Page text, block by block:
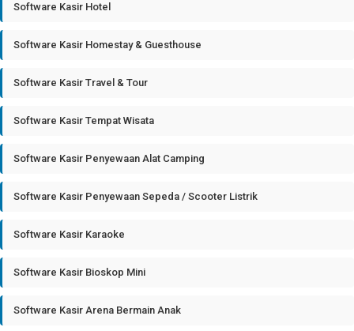
Software Kasir Hotel
Software Kasir Homestay & Guesthouse
Software Kasir Travel & Tour
Software Kasir Tempat Wisata
Software Kasir Penyewaan Alat Camping
Software Kasir Penyewaan Sepeda / Scooter Listrik
Software Kasir Karaoke
Software Kasir Bioskop Mini
Software Kasir Arena Bermain Anak